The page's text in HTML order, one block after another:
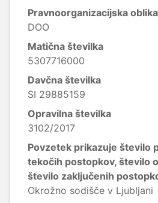
Pravnoorganizacijska oblika
DOO
Matična številka
5307716000
Davčna številka
SI 29885159
Opravilna številka
3102/2017
Povzetek prikazuje število
tekočih postopkov, število
število zaključenih
Okrožno sodišče v Ljubljani